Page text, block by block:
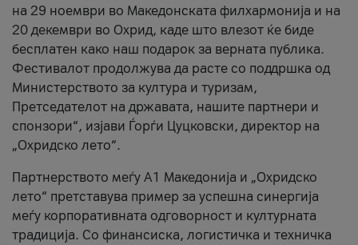
на 29 ноември во Македонската филхармонија и на
20 декември во Охрид, каде што влезот ќе биде
бесплатен како наш подарок за верната публика.
Фестивалот продолжува да расте со поддршка од
Министерството за култура и туризам,
Претседателот на државата, нашите партнери и
спонзори“, изјави Ѓорѓи Цуцковски, директор на
„Охридско лето“.
Партнерството меѓу A1 Македонија и „Охридско
лето“ претставува пример за успешна синергија
меѓу корпоративната одговорност и културната
традиција. Со финансиска, логистичка и техничка